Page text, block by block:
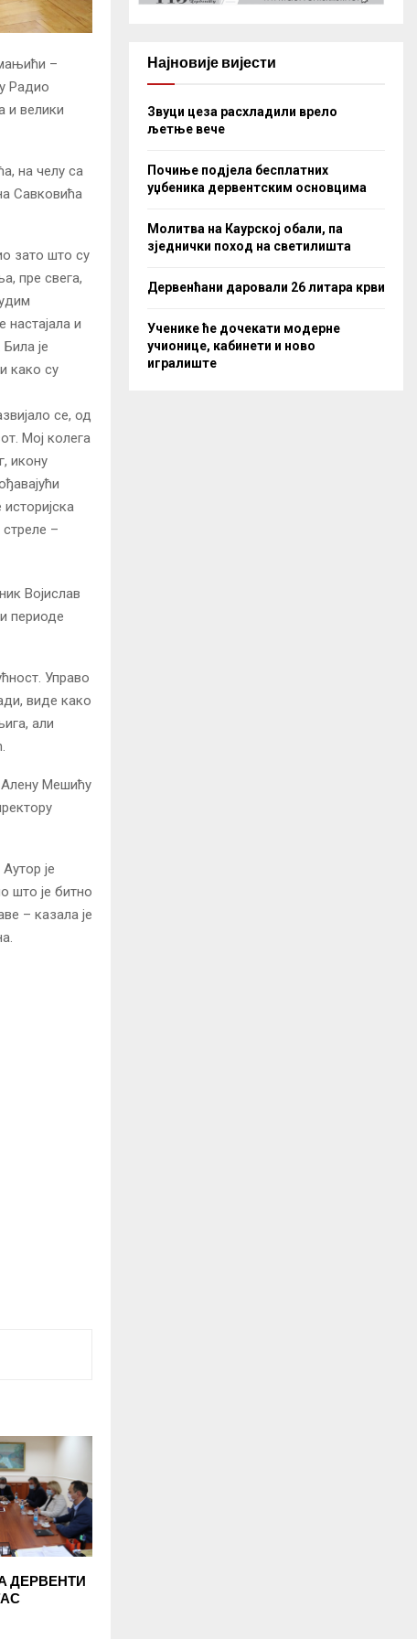
–
Радио
и велики
на челу са
Савковића
зато што су
пре свега,
и
је
како су
се, од
Мој колега
икону
–
Војислав
периоде
Управо
виде како
али
Алену Мешићу
је
што је битно
– казала је
ДЕРВЕНТИ
Најновије вијести
Звуци цеза расхладили врело
љетње вече
Почиње подјела бесплатних
уџбеника дервентским основцима
Молитва на Каурској обали, па
зједнички поход на светилишта
Дервенћани даровали 26 литара крви
Ученике ће дочекати модерне
учионице, кабинети и ново
игралиште